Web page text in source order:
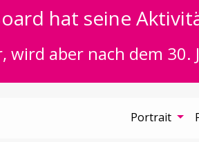
hat seine
aber nach dem
Portrait